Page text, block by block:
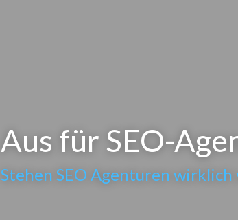
Aus für SEO-
Stehen SEO Agenturen wirklich